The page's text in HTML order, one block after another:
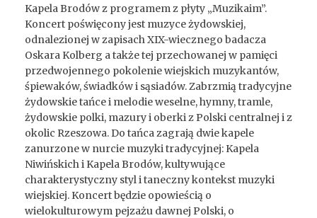
Kapela Brodów z programem z płyty „Muzikaim”.
Koncert poświęcony jest muzyce żydowskiej,
odnalezionej w zapisach XIX-wiecznego badacza
Oskara Kolberg a także tej przechowanej w pamięci
przedwojennego pokolenie wiejskich muzykantów,
śpiewaków, świadków i sąsiadów. Zabrzmią tradycyjne
żydowskie tańce i melodie weselne, hymny, tramle,
żydowskie polki, mazury i oberki z Polski centralnej i z
okolic Rzeszowa. Do tańca zagrają dwie kapele
zanurzone w nurcie muzyki tradycyjnej: Kapela
Niwińskich i Kapela Brodów, kultywujące
charakterystyczny styl i taneczny kontekst muzyki
wiejskiej. Koncert będzie opowieścią o
wielokulturowym pejzażu dawnej Polski, o